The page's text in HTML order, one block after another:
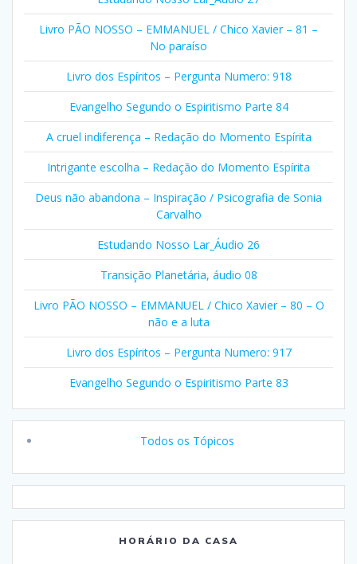
Livro PÃO NOSSO – EMMANUEL / Chico Xavier – 81 –
No paraíso
Livro dos Espíritos – Pergunta Numero: 918
Evangelho Segundo o Espiritismo Parte 84
A cruel indiferença – Redação do Momento Espírita
Intrigante escolha – Redação do Momento Espírita
Deus não abandona – Inspiração / Psicografia de Sonia
Carvalho
Estudando Nosso Lar_Áudio 26
Transição Planetária, áudio 08
Livro PÃO NOSSO – EMMANUEL / Chico Xavier – 80 – O
não e a luta
Livro dos Espíritos – Pergunta Numero: 917
Evangelho Segundo o Espiritismo Parte 83
Todos os Tópicos
HORÁRIO DA CASA